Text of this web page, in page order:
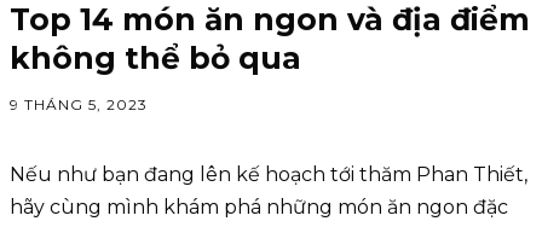
Top 14 món ăn ngon và địa điểm
không thể bỏ qua
9 THÁNG 5, 2023
Nếu như bạn đang lên kế hoạch tới thăm Phan Thiết,
hãy cùng mình khám phá những món ăn ngon đặc